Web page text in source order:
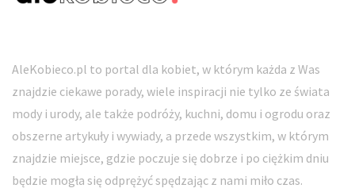
AleKobieco.pl to portal dla kobiet, w którym każda z Was
znajdzie ciekawe porady, wiele inspiracji nie tylko ze świata
mody i urody, ale także podróży, kuchni, domu i ogrodu oraz
obszerne artykuły i wywiady, a przede wszystkim, w którym
znajdzie miejsce, gdzie poczuje się dobrze i po ciężkim dniu
będzie mogła się odprężyć spędzając z nami miło czas.